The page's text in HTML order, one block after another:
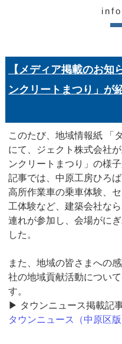
【メディア掲載のお知
ンクリートまつり」が
このたび、地域情報紙 「
にて、ジェクト株式会社
ンクリートまつり」の様
記事では、中原工房ひろ
高所作業車の乗車体験、
工体験など、建築会社な
連れが参加し、会場がに
した。
また、地域の皆さまへの
社の地域貢献活動につい
す。
▶ タウンニュース掲載記
タウンニュース（中原区